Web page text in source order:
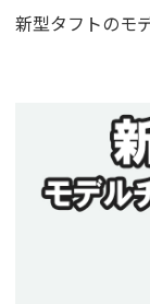
新型タフトのモ